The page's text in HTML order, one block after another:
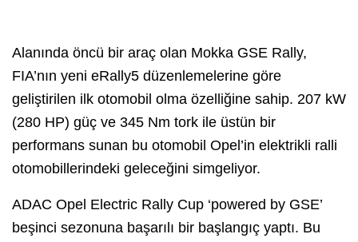
Alanında öncü bir araç olan Mokka GSE Rally,
FIA’nın yeni eRally5 düzenlemelerine göre
geliştirilen ilk otomobil olma özelliğine sahip. 207 kW
(280 HP) güç ve 345 Nm tork ile üstün bir
performans sunan bu otomobil Opel’in elektrikli ralli
otomobillerindeki geleceğini simgeliyor.
ADAC Opel Electric Rally Cup ‘powered by GSE’
beşinci sezonuna başarılı bir başlangıç yaptı. Bu